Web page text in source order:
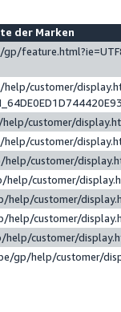
der Marken
gp/
customer/
customer/
customer/
customer/
help/customer/
help/customer/
help/customer/
customer/
gp/help/customer/